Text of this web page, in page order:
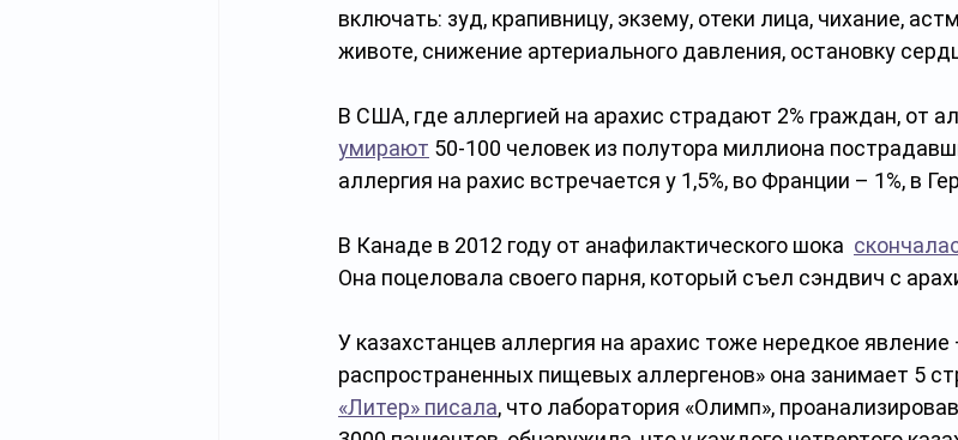
включать: зуд, крапивницу, экзему, отеки лица, чихание,
животе, снижение артериального давления, остановку
В США, где аллергией на арахис страдают 2% граждан, от
умирают 50-100 человек из полутора миллиона
аллергия на рахис встречается у 1,5%, во Франции – 1%, в
В Канаде в 2012 году от анафилактического шока
Она поцеловала своего парня, который съел сэндвич с
У казахстанцев аллергия на арахис тоже нередкое
распространенных пищевых аллергенов» она занимает 5
«Литер» писала, что лаборатория «Олимп»,